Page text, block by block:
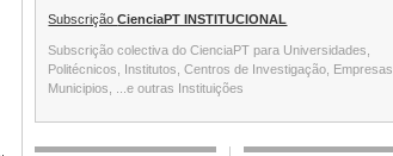
SubscriçãoCienciaPT INSTITUCIONAL
Subscrição colectiva do CienciaPT para Universidades,
Politécnicos, Institutos, Centros de Investigação, Empresas,
Municipios, ...e outras Instituições